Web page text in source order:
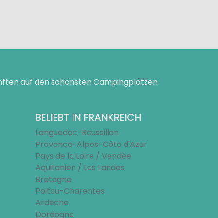
auf den schönsten Campingplätzen
BELIEBT IN FRANKREICH
Languedoc-Roussillon
Provence-Alpes-Côte d'Azur
Pays de la Loire / Vendée
Aquitanien / Les Landes
Bretagne
Poitou-Charentes
Ardèche
Dordogne